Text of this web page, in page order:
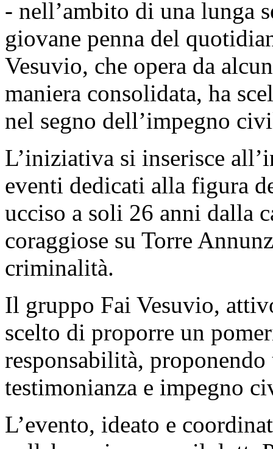
- nell’ambito di una lunga
giovane penna del
Vesuvio, che opera da
maniera consolidata, ha
nel segno dell’impegno
L’iniziativa si inserisce
eventi dedicati alla figura
ucciso a soli 26 anni dalla
coraggiose su Torre
criminalità.
Il gruppo Fai Vesuvio,
scelto di proporre un
responsabilità,
testimonianza e impegno
L’evento, ideato e